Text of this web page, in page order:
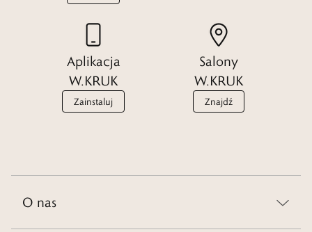
Aplikacja
W.KRUK
Zainstaluj
Salony
W.KRUK
Znajdź
O nas